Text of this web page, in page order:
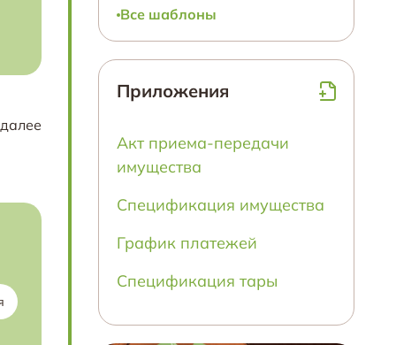
Все шаблоны
Приложения
Акт приема-передачи
имущества
Спецификация имущества
График платежей
Спецификация тары